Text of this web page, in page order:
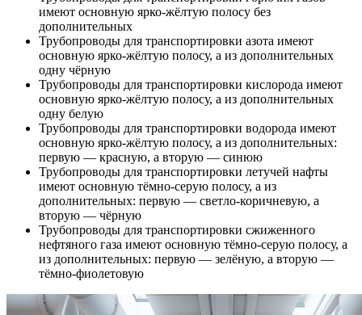
имеют основную ярко-жёлтую полосу без
дополнительных
Трубопроводы для транспортировки азота имеют
основную ярко-жёлтую полосу, а из дополнительных
одну чёрную
Трубопроводы для транспортировки кислорода имеют
основную ярко-жёлтую полосу, а из дополнительных
одну белую
Трубопроводы для транспортировки водорода имеют
основную ярко-жёлтую полосу, а из дополнительных:
первую — красную, а вторую — синюю
Трубопроводы для транспортировки летучей нафты
имеют основную тёмно-серую полосу, а из
дополнительных: первую — светло-коричневую, а
вторую — чёрную
Трубопроводы для транспортировки сжиженного
нефтяного газа имеют основную тёмно-серую полосу, а
из дополнительных: первую — зелёную, а вторую —
тёмно-фиолетовую